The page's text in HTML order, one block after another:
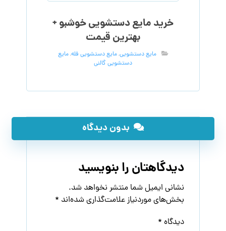
خرید مایع دستشویی خوشبو +
بهترین قیمت
مایع دستشویی,مایع دستشویی فله,مایع
دستشویی گالنی
بدون دیدگاه
دیدگاهتان را بنویسید
نشانی ایمیل شما منتشر نخواهد شد.
بخش‌های موردنیاز علامت‌گذاری شده‌اند *
دیدگاه *